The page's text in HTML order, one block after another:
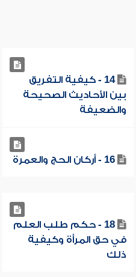
14 - كيفية التفريق
بين الأحاديث الصحيحة
والضعيفة
16 - أركان الحج والعمرة
18 - حكم طلب العلم
في حق المرأة وكيفية
ذلك